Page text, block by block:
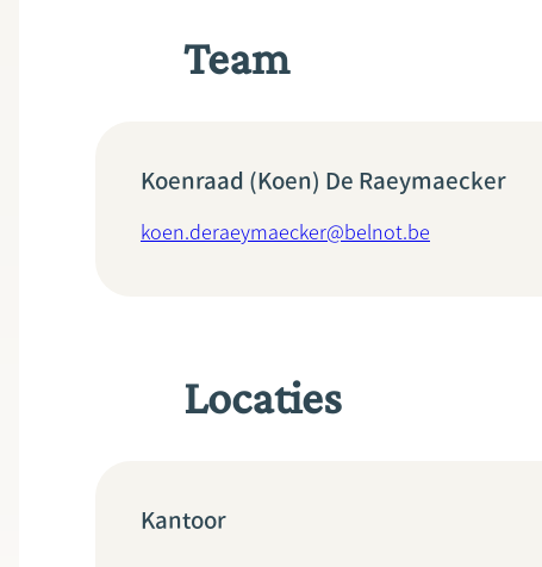
Team
Koenraad (Koen) De Raeymaecker
koen.deraeymaecker@belnot.be
Locaties
Kantoor